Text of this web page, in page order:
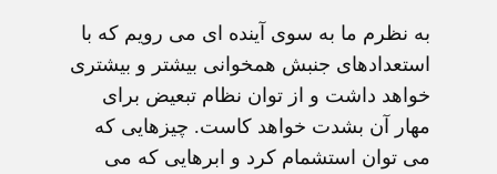
به نظرم ما به سوی آینده ای می رویم که با
استعدادهای جنبش همخوانی بیشتر و بیشتری
خواهد داشت و از توان نظام تبعیض برای
مهار آن بشدت خواهد کاست. چیزهایی که
می توان استشمام کرد و ابرهایی که می